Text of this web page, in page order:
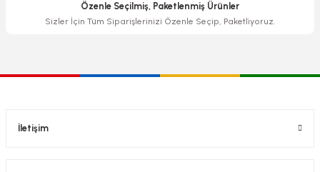
Özenle Seçilmiş, Paketlenmiş Ürünler
Sizler İçin Tüm Siparişlerinizi Özenle Seçip, Paketliyoruz.
İletişim